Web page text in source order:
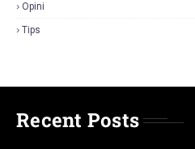
Opini
Tips
Recent Posts